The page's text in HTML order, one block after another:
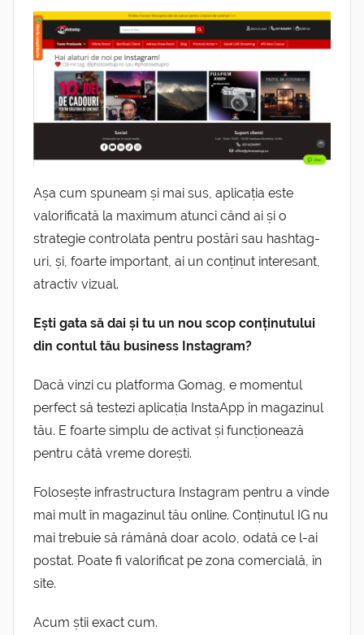
Așa cum spuneam și mai sus, aplicația este
valorificată la maximum atunci când ai și o
strategie controlata pentru postări sau hashtag-
uri, și, foarte important, ai un conținut interesant,
atractiv vizual.
Ești gata să dai și tu un nou scop conținutului
din contul tău business Instagram?
Dacă vinzi cu platforma Gomag, e momentul
perfect să testezi aplicația InstaApp în magazinul
tău. E foarte simplu de activat și funcționează
pentru câtă vreme dorești.
Folosește infrastructura Instagram pentru a vinde
mai mult în magazinul tău online. Conținutul IG nu
mai trebuie să rămână doar acolo, odată ce l-ai
postat. Poate fi valorificat pe zona comercială, în
site.
Acum știi exact cum.